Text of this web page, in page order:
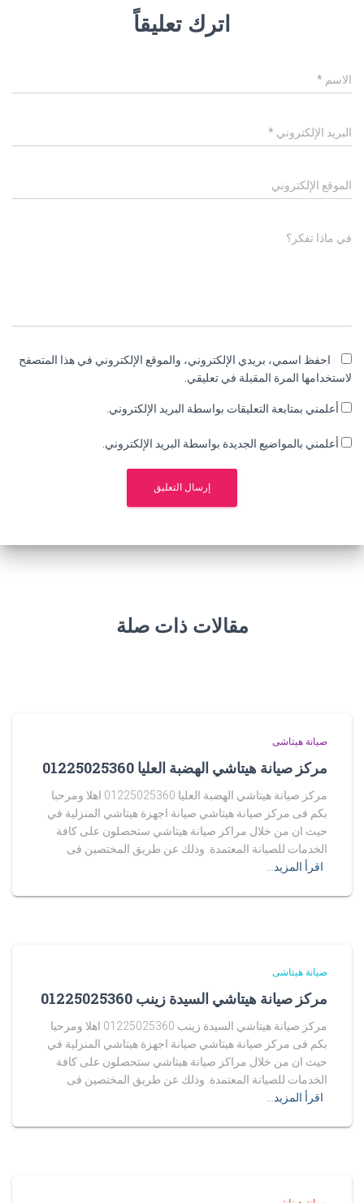
اترك تعليقاً
الاسم *
البريد الإلكتروني *
الموقع الإلكتروني
في ماذا تفكر؟
احفظ اسمي، بريدي الإلكتروني، والموقع الإلكتروني في هذا المتصفح
لاستخدامها المرة المقبلة في تعليقي.
أعلمني بمتابعة التعليقات بواسطة البريد الإلكتروني.
أعلمني بالمواضيع الجديدة بواسطة البريد الإلكتروني.
مقالات ذات صلة
صيانة هيتاشى
مركز صيانة هيتاشي الهضبة العليا 01225025360
مركز صيانة هيتاشي الهضبة العليا 01225025360 اهلا ومرحبا
بكم فى مركز صيانة هيتاشي صيانة اجهزة هيتاشي المنزلية في
حيث ان من خلال مراكز صيانة هيتاشي ستحصلون على كافة
الخدمات للصيانة المعتمدة. وذلك عن طريق المختصين فى
اقرأ المزيد…
صيانة هيتاشى
مركز صيانة هيتاشي السيدة زينب 01225025360
مركز صيانة هيتاشي السيدة زينب 01225025360 اهلا ومرحبا
بكم فى مركز صيانة هيتاشي صيانة اجهزة هيتاشي المنزلية في
حيث ان من خلال مراكز صيانة هيتاشي ستحصلون على كافة
الخدمات للصيانة المعتمدة. وذلك عن طريق المختصين فى
اقرأ المزيد…